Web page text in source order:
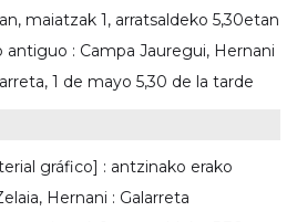
maiatzak 1, arratsaldeko 5,30etan
antiguo : Campa Jauregui, Hernani
1 de mayo 5,30 de la tarde
gráfico] : antzinako erako
Hernani : Galarreta